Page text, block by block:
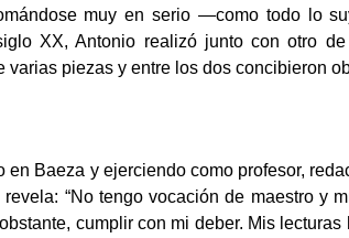
muy en serio —como todo lo
XX, Antonio realizó junto con otro de
varias piezas y entre los dos concibieron
en Baeza y ejerciendo como profesor,
“No tengo vocación de maestro y
cumplir con mi deber. Mis